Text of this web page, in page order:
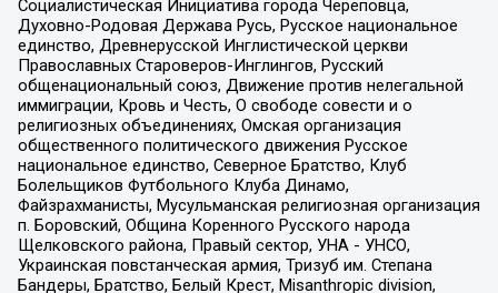
Социалистическая Инициатива города Череповца,
Духовно-Родовая Держава Русь, Русское национальное
единство, Древнерусской Инглистической церкви
Православных Староверов-Инглингов, Русский
общенациональный союз, Движение против нелегальной
иммиграции, Кровь и Честь, О свободе совести и о
религиозных объединениях, Омская организация
общественного политического движения Русское
национальное единство, Северное Братство, Клуб
Болельщиков Футбольного Клуба Динамо,
Файзрахманисты, Мусульманская религиозная организация
п. Боровский, Община Коренного Русского народа
Щелковского района, Правый сектор, УНА - УНСО,
Украинская повстанческая армия, Тризуб им. Степана
Бандеры, Братство, Белый Крест, Misanthropic division,